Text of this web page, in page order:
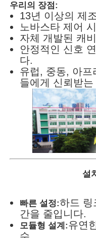
우리의 장점:
13년 이상의 제
노바스타 제어
자체 개발된 캐
안정적인 신호
다.
유럽, 중동, 아프
들에게 신뢰받는
설
빠른 설정:하드 링
간을 줄입니다.
모듈형 설계:유연